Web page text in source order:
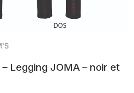
– Legging JOMA – noir et